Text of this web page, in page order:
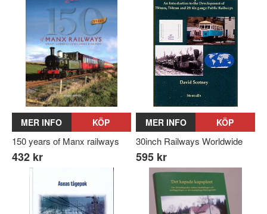
MER INFO KÖP
150 years of Manx railways
432 kr
MER INFO KÖP
30inch Railways Worldwide
595 kr